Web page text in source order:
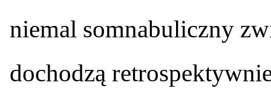
niemal somnabuliczny
dochodzą